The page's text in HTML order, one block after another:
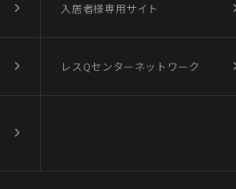
入居者様専用サイト
レスQセンターネットワーク